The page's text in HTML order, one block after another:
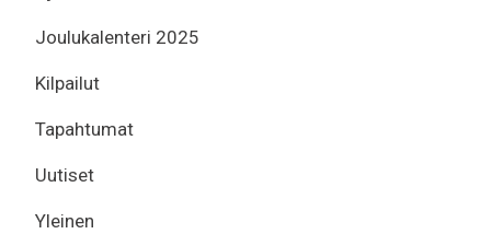
Joulukalenteri 2025
Kilpailut
Tapahtumat
Uutiset
Yleinen